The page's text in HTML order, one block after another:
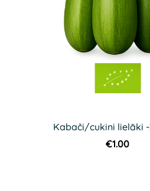
Kabači/cukini lielāki -
€1.00